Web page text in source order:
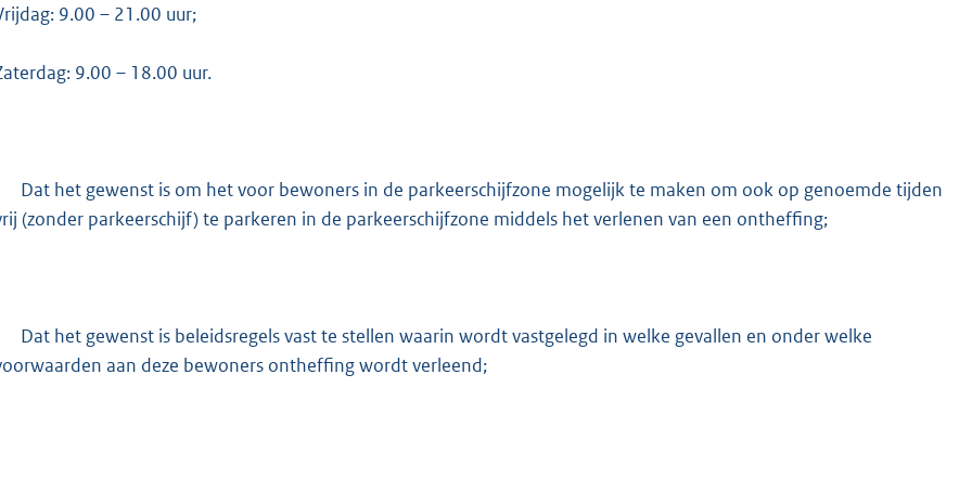
9.00 – 21.00 uur;
9.00 – 18.00 uur.
Dat het gewenst is om het voor bewoners in de parkeerschijfzone mogelijk te maken om ook op genoemde tijden
(zonder parkeerschijf) te parkeren in de parkeerschijfzone middels het verlenen van een ontheffing;
Dat het gewenst is beleidsregels vast te stellen waarin wordt vastgelegd in welke gevallen en onder welke
aan deze bewoners ontheffing wordt verleend;